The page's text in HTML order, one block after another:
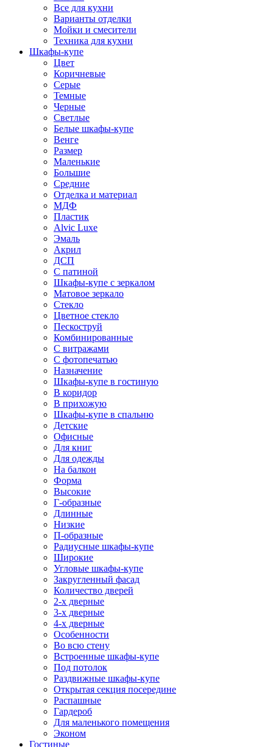
Все для кухни
Варианты отделки
Мойки и смесители
Техника для кухни
Шкафы-купе
Цвет
Коричневые
Серые
Темные
Черные
Светлые
Белые шкафы-купе
Венге
Размер
Маленькие
Большие
Средние
Отделка и материал
МДФ
Пластик
Alvic Luxe
Эмаль
Акрил
ДСП
С патиной
Шкафы-купе с зеркалом
Матовое зеркало
Стекло
Цветное стекло
Пескоструй
Комбинированные
С витражами
С фотопечатью
Назначение
Шкафы-купе в гостиную
В коридор
В прихожую
Шкафы-купе в спальню
Детские
Офисные
Для книг
Для одежды
На балкон
Форма
Высокие
Г-образные
Длинные
Низкие
П-образные
Радиусные шкафы-купе
Широкие
Угловые шкафы-купе
Закругленный фасад
Количество дверей
2-х дверные
3-х дверные
4-х дверные
Особенности
Во всю стену
Встроенные шкафы-купе
Под потолок
Раздвижные шкафы-купе
Открытая секция посередине
Распашные
Гардероб
Для маленького помещения
Эконом
Гостиные